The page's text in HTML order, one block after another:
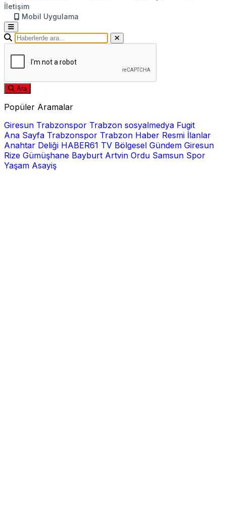
İletişim
Mobil Uygulama
Ara
Popüler Aramalar
Giresun Trabzonspor Trabzon sosyalmedya Fugit
Ana Sayfa Trabzonspor Trabzon Haber Resmi İlanlar
Anahtar Deliği HABER61 TV Bölgesel Gündem Giresun
Rize Gümüşhane Bayburt Artvin Ordu Samsun Spor
Yaşam Asayiş